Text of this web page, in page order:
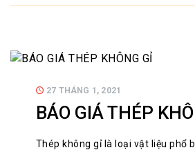
27 THÁNG 1, 2021
BÁO GIÁ THÉP
Thép không gỉ là loại vật liệu phổ